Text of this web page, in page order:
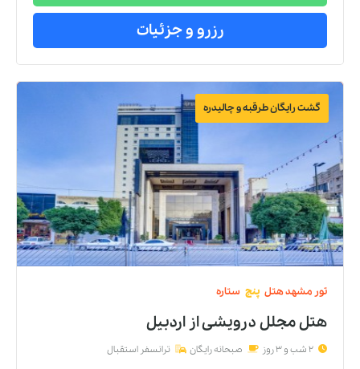
رزرو و جزئیات
گشت رایگان طرقبه و چالیدره
تور مشهدهتل پنج ستاره
هتل مجلل درویشیاز اردبیل
2 شب و 3 روز صبحانه رایگان ترانسفر استقبال